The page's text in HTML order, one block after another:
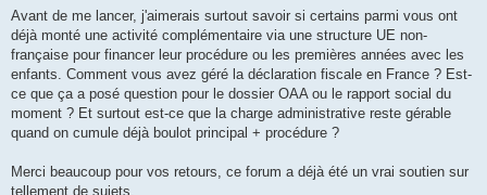
Avant de me lancer, j'aimerais surtout savoir si certains parmi vous ont
déjà monté une activité complémentaire via une structure UE non-
française pour financer leur procédure ou les premières années avec les
enfants. Comment vous avez géré la déclaration fiscale en France ? Est-
ce que ça a posé question pour le dossier OAA ou le rapport social du
moment ? Et surtout est-ce que la charge administrative reste gérable
quand on cumule déjà boulot principal + procédure ?
Merci beaucoup pour vos retours, ce forum a déjà été un vrai soutien sur
tellement de sujets.